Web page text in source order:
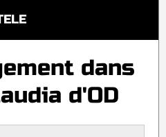
dans
d'OD